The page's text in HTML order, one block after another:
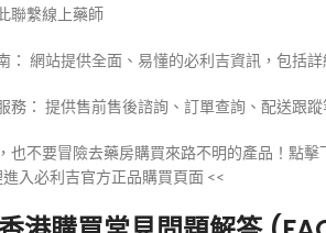
聯繫線上藥師
： 網站提供全面、易懂的必利吉資訊，包括
務： 提供售前售後諮詢、訂單查詢、配送跟
也不要冒險去藥房購買來路不明的產品！點
入必利吉官方正品購買頁面 <<